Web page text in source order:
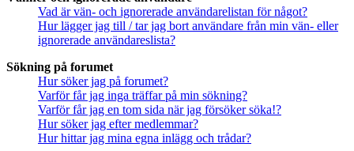
Vad är vän- och ignorerade användarelistan för något?
Hur lägger jag till / tar jag bort användare från min vän- eller
ignorerade användareslista?
Sökning på forumet
Hur söker jag på forumet?
Varför får jag inga träffar på min sökning?
Varför får jag en tom sida när jag försöker söka!?
Hur söker jag efter medlemmar?
Hur hittar jag mina egna inlägg och trådar?